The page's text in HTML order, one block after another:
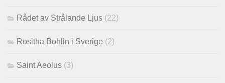
Rådet av Strålande Ljus (22)
Rositha Bohlin i Sverige (2)
Saint Aeolus (3)